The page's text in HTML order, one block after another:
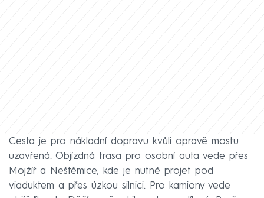
Cesta je pro nákladní dopravu kvůli opravě mostu
uzavřená. Objízdná trasa pro osobní auta vede přes
Mojžíř a Neštěmice, kde je nutné projet pod
viaduktem a přes úzkou silnici. Pro kamiony vede